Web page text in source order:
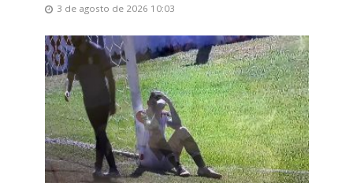
3 de agosto de 2026 10:03